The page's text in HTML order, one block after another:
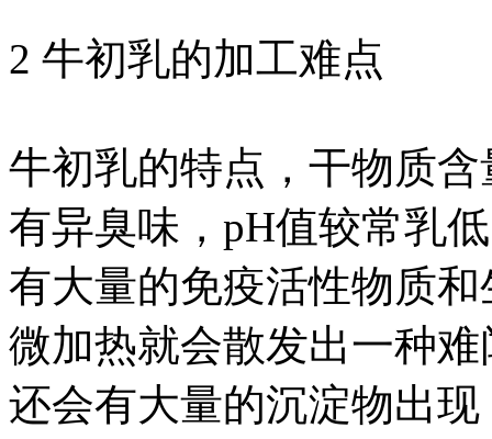
2 牛初乳的加工难点
牛初乳的特点，干物质
有异臭味，pH值较常乳
有大量的免疫活性物质
微加热就会散发出一种
还会有大量的沉淀物出